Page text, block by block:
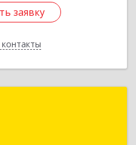
заявку
заявку